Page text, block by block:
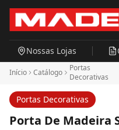
Pular para o conteúdo
Nossas Lojas
Início Catálogo
Portas
Decorativas
Portas Decorativas
Porta De Madeira